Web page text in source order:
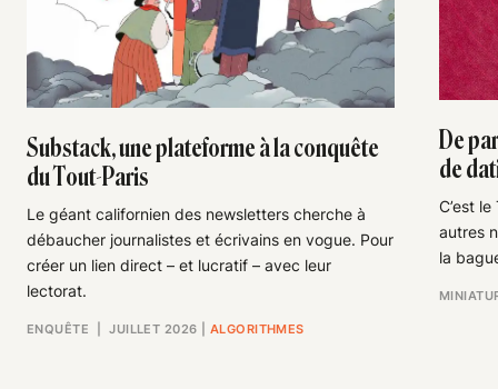
Substack, une plateforme à la conquête
du Tout-Paris
Le géant californien des newsletters cherche à
débaucher journalistes et écrivains en vogue. Pour
créer un lien direct – et lucratif – avec leur
lectorat.
ENQUÊTE | JUILLET 2026 ALGORITHMES
De
de
C’est
autres
la